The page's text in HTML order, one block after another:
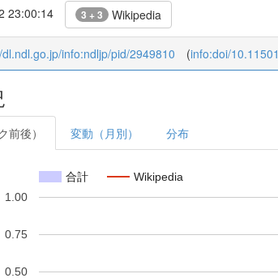
23:00:14 3 + 3 Wikipedia
info:ndljp/pid/2949810 (info:doi/
前後） 変動（月別） 分布
合計 Wikipedia
0.50
0.75
1.00